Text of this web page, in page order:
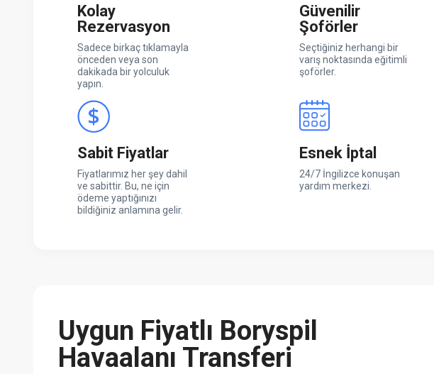
Kolay
Rezervasyon
Sadece birkaç tıklamayla
önceden veya son
dakikada bir yolculuk
yapın.
Güvenilir
Şoförler
Seçtiğiniz herhangi bir
varış noktasında eğitimli
şoförler.
Sabit Fiyatlar
Fiyatlarımız her şey dahil
ve sabittir. Bu, ne için
ödeme yaptığınızı
bildiğiniz anlamına gelir.
Esnek İptal
24/7 İngilizce konuşan
yardım merkezi.
Uygun Fiyatlı Boryspil
Havaalanı Transferi